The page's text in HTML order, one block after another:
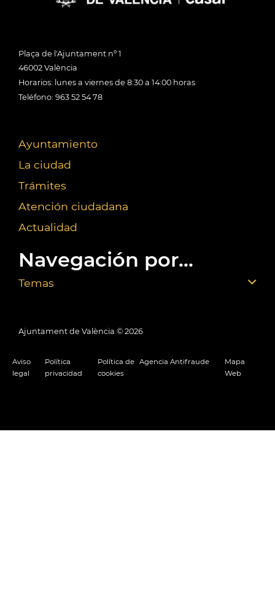
Plaça de l'Ajuntament nº 1
46002 València
Horarios: lunes a viernes de 8:30 a 14:00 horas
Teléfono: 963 52 54 78
Ayuntamiento
La ciudad
Trámites
Atención ciudadana
Actualidad
Navegación por...
Temas
Ajuntament de València © 2026
Aviso
legal
Política
privacidad
Política de
cookies
Agencia Antifraude
Mapa
Web